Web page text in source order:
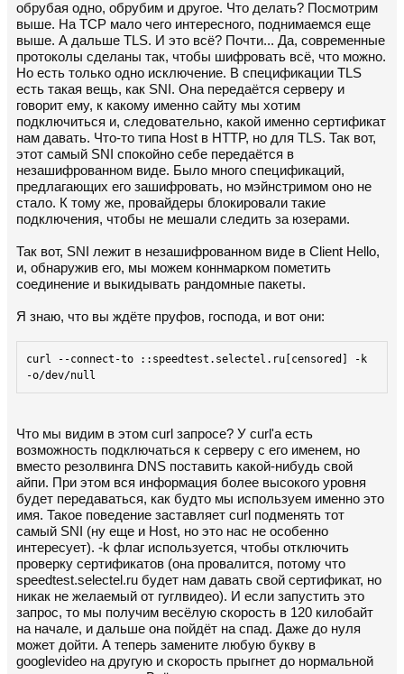
обрубая одно, обрубим и другое. Что делать? Посмотрим
выше. На TCP мало чего интересного, поднимаемся еще
выше. А дальше TLS. И это всё? Почти... Да, современные
протоколы сделаны так, чтобы шифровать всё, что можно.
Но есть только одно исключение. В спецификации TLS
есть такая вещь, как SNI. Она передаётся серверу и
говорит ему, к какому именно сайту мы хотим
подключиться и, следовательно, какой именно сертификат
нам давать. Что-то типа Host в HTTP, но для TLS. Так вот,
этот самый SNI спокойно себе передаётся в
незашифрованном виде. Было много спецификаций,
предлагающих его зашифровать, но мэйнстримом оно не
стало. К тому же, провайдеры блокировали такие
подключения, чтобы не мешали следить за юзерами.
Так вот, SNI лежит в незашифрованном виде в Client Hello,
и, обнаружив его, мы можем коннмарком пометить
соединение и выкидывать рандомные пакеты.
Я знаю, что вы ждёте пруфов, господа, и вот они:
curl --connect-to ::speedtest.selectel.ru [censored]
-k
-o/dev/null
Что мы видим в этом curl запросе? У curl'a есть
возможность подключаться к серверу с его именем, но
вместо резолвинга DNS поставить какой-нибудь свой
айпи. При этом вся информация более высокого уровня
будет передаваться, как будто мы используем именно это
имя. Такое поведение заставляет curl подменять тот
самый SNI (ну еще и Host, но это нас не особенно
интересует). -k флаг используется, чтобы отключить
проверку сертификатов (она провалится, потому что
speedtest.selectel.ru будет нам давать свой сертификат, но
никак не желаемый от гуглвидео). И если запустить это
запрос, то мы получим весёлую скорость в 120 килобайт
на начале, и дальше она пойдёт на спад. Даже до нуля
может дойти. А теперь замените любую букву в
googlevideo на другую и скорость прыгнет до нормальной